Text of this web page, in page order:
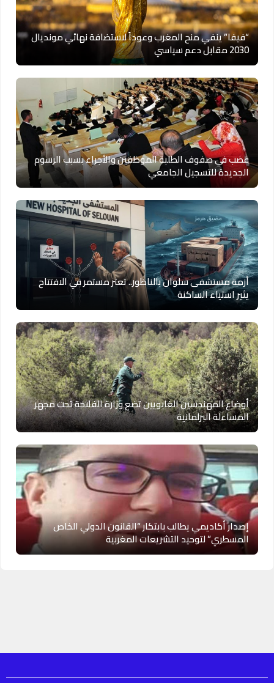
“فيفا” ينفي منح المغرب وعوداً لاستضافة نهائي مونديال
2030 مقابل دعم سياسي
غضب في صفوف الطلبة الموظفين والأجراء بسبب الرسوم
الجديدة للتسجيل الجامعي
أزمة مستشفى سلوان بالناظور.. تعثر مستمر في الافتتاح
يثير استياء الساكنة
أوضاع المهندسين الغابويين تضع وزارة الفلاحة تحت مجهر
المساءلة البرلمانية
إصدار أكاديمي يطالب بابتكار “القانون الدولي الخاص
المسطري” لتوحيد التشريعات المغربية